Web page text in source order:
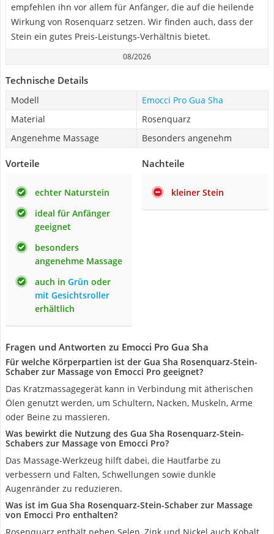
empfehlen ihn vor allem für Anfänger, die auf die heilende
Wirkung von Rosenquarz setzen. Wir finden auch, dass der
Stein ein gutes Preis-Leistungs-Verhältnis bietet.
08/2026
Technische Details
Modell
Emocci Pro Gua Sha
Material
Rosenquarz
Angenehme Massage
Besonders angenehm
Vorteile
echter Naturstein
ideal für Anfänger
geeignet
besonders
angenehme Massage
auch in Grün oder
mit Gesichtsroller
erhältlich
Nachteile
kleiner Stein
Fragen und Antworten zu Emocci Pro Gua Sha
Für welche Körperpartien ist der Gua Sha Rosenquarz-Stein-
Schaber zur Massage von Emocci Pro geeignet?
Das Kratzmassagegerät kann in Verbindung mit ätherischen
Ölen genutzt werden, um Schultern, Nacken, Muskeln, Arme
oder Beine zu massieren.
Was bewirkt die Nutzung des Gua Sha Rosenquarz-Stein-
Schabers zur Massage von Emocci Pro?
Das Massage-Werkzeug hilft dabei, die Hautfarbe zu
verbessern und Falten, Schwellungen sowie dunkle
Augenränder zu reduzieren.
Was ist im Gua Sha Rosenquarz-Stein-Schaber zur Massage
von Emocci Pro enthalten?